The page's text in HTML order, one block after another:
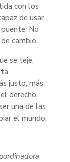
con los
de usar
No
cambio.
se teje,
justo, más
derecho,
una de las
el mundo.